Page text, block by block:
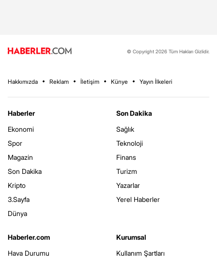
© Copyright 2026 Tüm Hakları Gizlidir.
Hakkımızda Reklam İletişim Künye Yayın İlkeleri
Haberler
Ekonomi
Spor
Magazin
Son Dakika
Kripto
3.Sayfa
Dünya
Son Dakika
Sağlık
Teknoloji
Finans
Turizm
Yazarlar
Yerel Haberler
Haberler.com
Hava Durumu
Kurumsal
Kullanım Şartları